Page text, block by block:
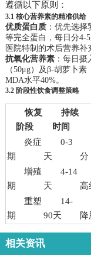
遵循以下原则：
3.1 核心营养素的精准供给
优质蛋白质：优先选择
等完全蛋白，每日分4-
医院特制的术后营养补
抗氧化营养素：每日摄
（50μg）及β-胡萝卜
MDA水平40%。
3.2 阶段性饮食调整策略
恢复
阶段
持续
时间
炎症
期
0-3
天
分
增殖
期
4-14
天
高
重塑
期
14-
90天
降
相关资讯